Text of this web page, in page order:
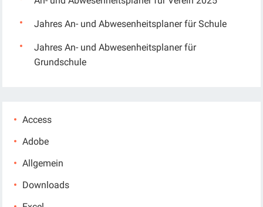
Jahres An- und Abwesenheitsplaner für Schule
Jahres An- und Abwesenheitsplaner für
Grundschule
Access
Adobe
Allgemein
Downloads